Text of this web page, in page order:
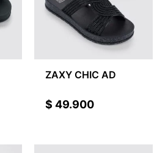
ZAXY CHIC AD
$ 49.900